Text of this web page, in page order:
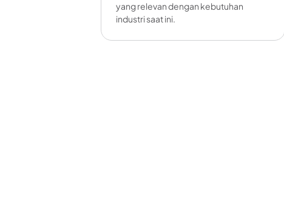
yang relevan dengan kebutuhan
industri saat ini.